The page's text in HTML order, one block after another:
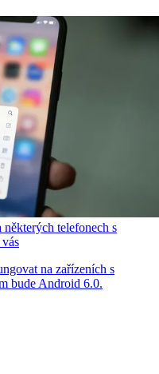
telefonech s
na zařízeních s
bude Android 6.0.